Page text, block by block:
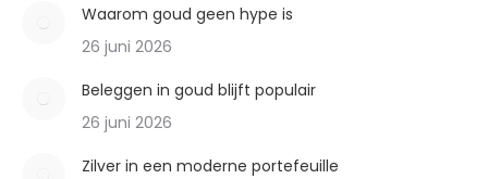
Waarom goud geen hype is
26 juni 2026
Beleggen in goud blijft populair
26 juni 2026
Zilver in een moderne portefeuille